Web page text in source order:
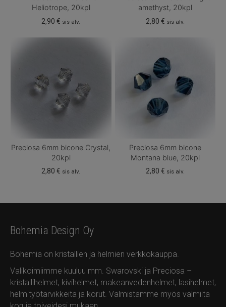
Heliotrope, 20kpl
2,90€ sis alv.
amethyst, 20kpl
2,80 € sis alv.
Preciosa 6mm bicone Crystal,
20kpl
2,80€ sis alv.
Preciosa 6mm bicone
Montana blue, 20kpl
2,80 € sis alv.
Bohemia Design Oy
Bohemia on kristallien ja helmien verkkokauppa.
Valikoimiimme kuuluu mm. Swarovski ja Preciosa –
kristallihelmet, kivihelmet, makeanvedenhelmet, lasihelmet,
helmityötarvikkeita ja korut. Valmistamme myös valmiita